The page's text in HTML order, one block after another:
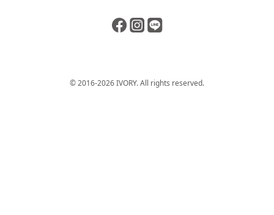
© 2016-2026 IVORY. All rights reserved.